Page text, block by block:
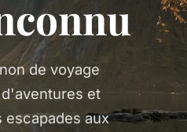
de voyage
et
aux